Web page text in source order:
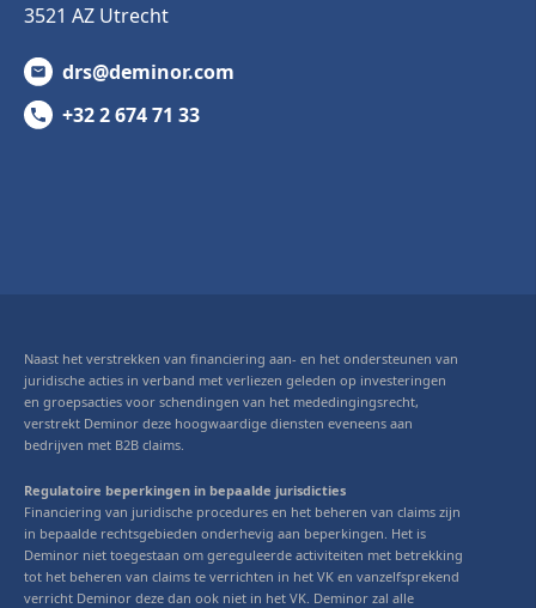
3521 AZ Utrecht
drs@deminor.com
+32 2 674 71 33
Naast het verstrekken van financiering aan- en het ondersteunen van
juridische acties in verband met verliezen geleden op investeringen
en groepsacties voor schendingen van het mededingingsrecht,
verstrekt Deminor deze hoogwaardige diensten eveneens aan
bedrijven met B2B claims.
Regulatoire beperkingen in bepaalde jurisdicties
Financiering van juridische procedures en het beheren van claims zijn
in bepaalde rechtsgebieden onderhevig aan beperkingen. Het is
Deminor niet toegestaan om gereguleerde activiteiten met betrekking
tot het beheren van claims te verrichten in het VK en vanzelfsprekend
verricht Deminor deze dan ook niet in het VK. Deminor zal alle